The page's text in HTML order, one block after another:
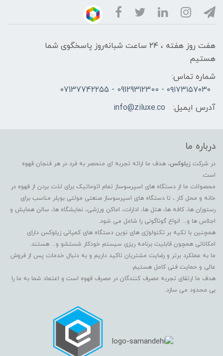
هفت روز هفته ، ۲۴ ساعت شبانه‌روز پاسخگوی شما
هستیم
شماره تماس:
۰۹۱۷۳۱۵۷۰۳۰ - 09129312300 - 07137742255
آدرس ایمیل:
info@ziluxe.co
درباره ما
در شرکت زیلوکس، هدف ما ارائه تجربه ای منحصر به فرد در هر فنجان قهوه
است.
محصولات ما از دستگاه های اسپرسوساز تمام اتوماتیک برای لذت بردن از قهوه در
خانه و محل کار ، تا دستگاه های اسپرسوساز صنعتی مولتی بویلر مناسب برای
رستوران ها، کافه ها، هتل ها، ادارات، اماکن ورزشی، نمایشگاه ها، سالن همایش و
اجلاس ها و... انواع گوناگونی را شامل می شود.
همچنین با تکیه بر تکنولوژی های نوین دستگاه های کمپانی زیلوکس دارای
امکاناتی همچون قابلیت برنامه ریزی سیستم خودکار شستشو و... هستند.
ما به عملکرد برتر و رضایت مشتریان تاکید داریم و به دنبال خدمات پس از فروش
عالی و حمایت فنی کامل هستیم.
هدف ما ارتقای تجربه مصرف کنندگان در مصرف قهوه است و اعتماد شما به ما را
بی محدود می سازد.